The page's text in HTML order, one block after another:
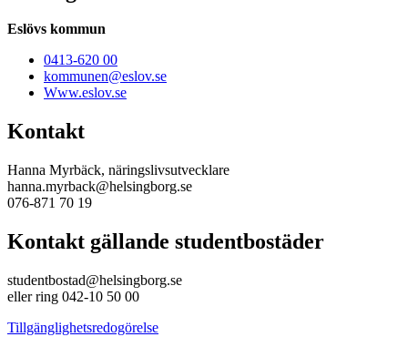
Eslövs kommun
0413-620 00
kommunen@eslov.se
Www.eslov.se
Kontakt
Hanna Myrbäck, näringslivsutvecklare
hanna.myrback@helsingborg.se
076-871 70 19
Kontakt gällande studentbostäder
studentbostad@helsingborg.se
eller ring 042-10 50 00
Tillgänglighetsredogörelse